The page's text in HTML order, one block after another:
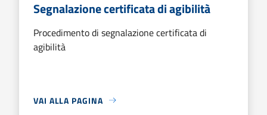
Segnalazione certificata di agibilità
Procedimento di segnalazione certificata di
agibilità
VAI ALLA PAGINA